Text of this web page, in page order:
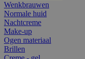
Wenkbrauwen
Normale huid
Nachtcreme
Make-up
Ogen materiaal
Brillen